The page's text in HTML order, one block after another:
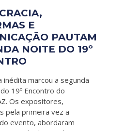
E
PAUTAM
NOITE DO 19º
inédita marcou a segunda
19º Encontro do
Os expositores,
pela primeira vez a
evento, abordaram